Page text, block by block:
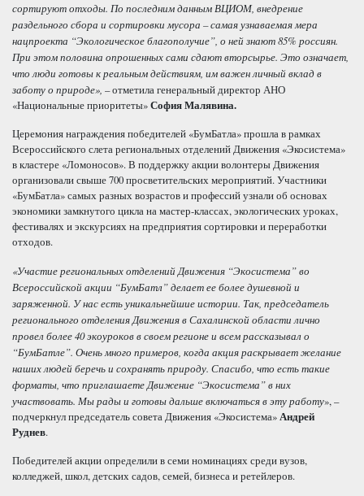
сортируют отходы. По последним данным ВЦИОМ, внедрение
раздельного сбора и сортировки мусора – самая узнаваемая мера
нацпроекта “Экологическое благополучие”, о ней знают 85% россиян.
При этом половина опрошенных сами сдают вторсырье. Это означает,
что люди готовы к реальным действиям, им важен личный вклад в
заботу о природе», – отметила генеральный директор АНО
«Национальные приоритеты»София Малявина.
Церемония награждения победителей «БумБатла» прошла в рамках
Всероссийского слета региональных отделений Движения «Экосистема»
в кластере «Ломоносов». В поддержку акции волонтеры Движения
организовали свыше 700 просветительских мероприятий. Участники
«БумБатла» самых разных возрастов и профессий узнали об основах
экономики замкнутого цикла на мастер-классах, экологических уроках,
фестивалях и экскурсиях на предприятия сортировки и переработки
отходов.
«Участие региональных отделений Движения “Экосистема” во
Всероссийской акции “БумБатл” делает ее более душевной и
заряженной. У нас есть уникальнейшие истории. Так, председатель
регионального отделения Движения в Сахалинской области лично
провел более 40 экоуроков в своем регионе и всем рассказывал о
“БумБатле”. Очень много примеров, когда акция раскрывает желание
наших людей беречь и сохранять природу. Спасибо, что есть такие
форматы, что приглашаете Движение “Экосистема” в них
участвовать. Мы рады и готовы дальше включаться в эту работу», –
подчеркнул председатель совета Движения «Экосистема»Андрей
Руднев.
Победителей акции определили в семи номинациях среди вузов,
колледжей, школ, детских садов, семей, бизнеса и ретейлеров.